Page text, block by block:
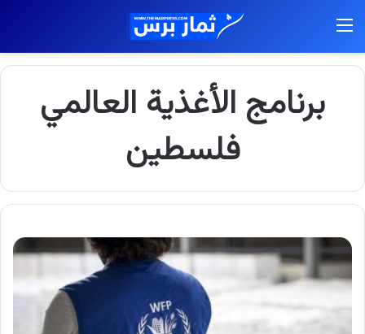
برنامج الأغذية العالمي
فلسطين